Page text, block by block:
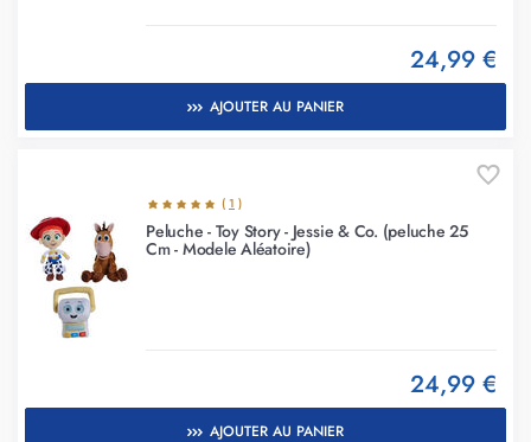
24,99 €
AJOUTER AU PANIER
( 1 )
Peluche - Toy Story - Jessie & Co. (peluche 25
Cm - Modele Aléatoire)
24,99 €
AJOUTER AU PANIER